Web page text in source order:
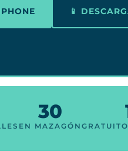
📱
30
EN MAZAGÓN